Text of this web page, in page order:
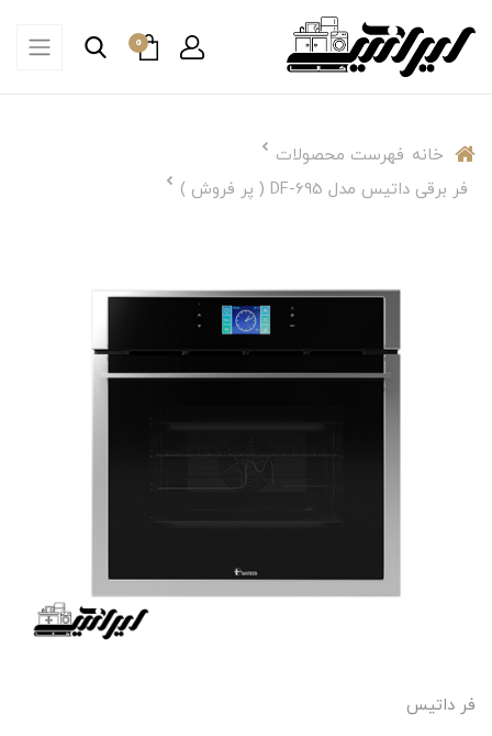
0
خانه فهرست محصولات
فر برقی داتیس مدل DF-695 ( پر فروش )
فر داتيس